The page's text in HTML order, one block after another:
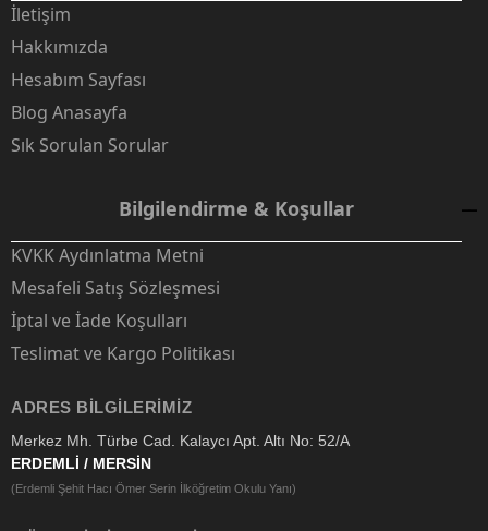
İletişim
Hakkımızda
Hesabım Sayfası
Blog Anasayfa
Sık Sorulan Sorular
Bilgilendirme & Koşullar
KVKK Aydınlatma Metni
Mesafeli Satış Sözleşmesi
İptal ve İade Koşulları
Teslimat ve Kargo Politikası
ADRES BILGILERIMIZ
Merkez Mh. Türbe Cad. Kalaycı Apt. Altı No: 52/A
ERDEMLİ / MERSİN
(Erdemli Şehit Hacı Ömer Serin İlköğretim Okulu Yanı)